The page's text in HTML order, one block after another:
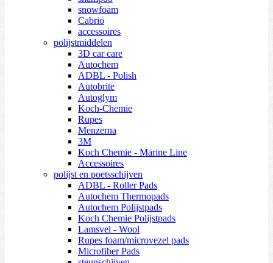
snowfoam
Cabrio
accessoires
polijstmiddelen
3D car care
Autochem
ADBL - Polish
Autobrite
Autoglym
Koch-Chemie
Rupes
Menzerna
3M
Koch Chemie - Marine Line
Accessoires
polijst en poetsschijven
ADBL - Roller Pads
Autochem Thermopads
Autochem Polijstpads
Koch Chemie Polijstpads
Lamsvel - Wool
Rupes foam/microvezel pads
Microfiber Pads